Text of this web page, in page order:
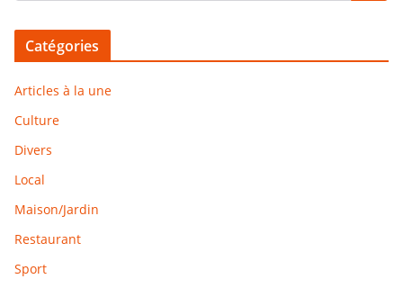
Catégories
Articles à la une
Culture
Divers
Local
Maison/Jardin
Restaurant
Sport